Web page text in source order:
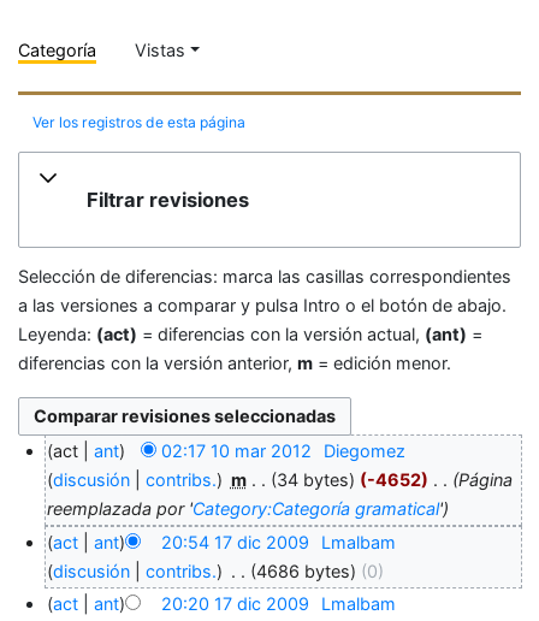
Categoría Vistas
Ver los registros de esta página
Filtrar revisiones
Selección de diferencias: marca las casillas correspondientes
a las versiones a comparar y pulsa Intro o el botón de abajo.
Leyenda: (act) = diferencias con la versión actual, (ant) =
diferencias con la versión anterior, m = edición menor.
act ant 02:17 10 mar 2012
Diegomez
discusión
contribs. m 34 bytes -4652
Página
reemplazada por 'Category:Categoría gramatical'
act
ant 20:54 17 dic 2009
Lmalbam
discusión
contribs. 4686 bytes
0
act
ant 20:20 17 dic 2009
Lmalbam